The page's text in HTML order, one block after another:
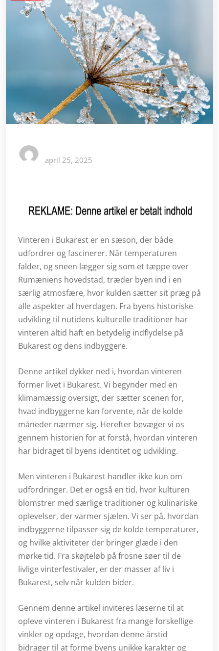
april 25, 2025
Vinteren i Bukarest er en sæson, der både
udfordrer og fascinerer. Når temperaturen
falder, og sneen lægger sig som et tæppe over
Rumæniens hovedstad, træder byen ind i en
særlig atmosfære, hvor kulden sætter sit præg på
alle aspekter af hverdagen. Fra byens historiske
udvikling til nutidens kulturelle traditioner har
vinteren altid haft en betydelig indflydelse på
Bukarest og dens indbyggere.
Denne artikel dykker ned i, hvordan vinteren
former livet i Bukarest. Vi begynder med en
klimamæssig oversigt, der sætter scenen for,
hvad indbyggerne kan forvente, når de kolde
måneder nærmer sig. Herefter bevæger vi os
gennem historien for at forstå, hvordan vinteren
har bidraget til byens identitet og udvikling.
Men vinteren i Bukarest handler ikke kun om
udfordringer. Det er også en tid, hvor kulturen
blomstrer med særlige traditioner og kulinariske
oplevelser, der varmer sjælen. Vi ser på, hvordan
indbyggerne tilpasser sig de kolde temperaturer,
og hvilke aktiviteter der bringer glæde i den
mørke tid. Fra skøjteløb på frosne søer til de
livlige vinterfestivaler, er der masser af liv i
Bukarest, selv når kulden bider.
Gennem denne artikel inviteres læserne til at
opleve vinteren i Bukarest fra mange forskellige
vinkler og opdage, hvordan denne årstid
bidrager til at forme byens unikke karakter og